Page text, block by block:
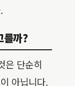
를까?
은 단순히
아닙니다.